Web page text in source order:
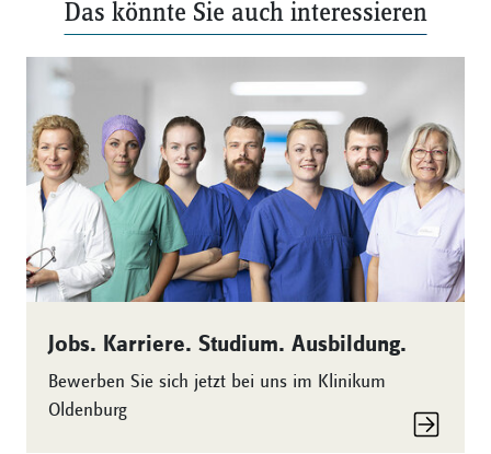
Das könnte Sie auch interessieren
Jobs. Karriere. Studium. Ausbildung.
Bewerben Sie sich jetzt bei uns im Klinikum
Oldenburg